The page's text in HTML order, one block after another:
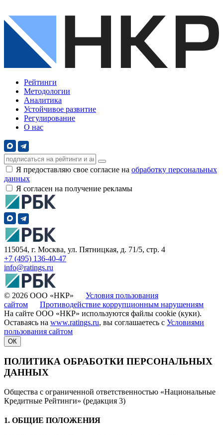
Рейтинги
Методологии
Аналитика
Устойчивое развитие
Регулирование
О нас
Я предоставляю свое согласие на обработку персональных
данных
Я согласен на получение рекламы
115054, г. Москва, ул. Пятницкая, д. 71/5, стр. 4
+7 (495) 136-40-47
info@ratings.ru
© 2026 ООО «НКР» Условия пользования
сайтом
Противодействие коррупционным нарушениям
На сайте ООО «НКР» используются файлы cookie (куки).
Оставаясь на www.ratings.ru, вы соглашаетесь с Условиями
пользования сайтом
ОК
ПОЛИТИКА ОБРАБОТКИ ПЕРСОНАЛЬНЫХ
ДАННЫХ
Общества с ограниченной ответственностью «Национальные
Кредитные Рейтинги» (редакция 3)
1. ОБЩИЕ ПОЛОЖЕНИЯ